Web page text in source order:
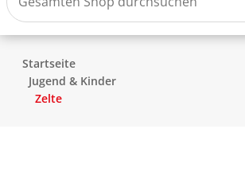
Startseite
Jugend & Kinder
Zelte